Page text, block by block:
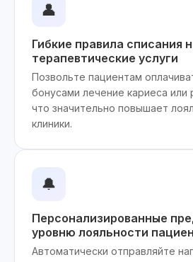
👤
Гибкие правила списания
терапевтические услуги
Позвольте пациентам
бонусами лечение кариеса или
что значительно повышает
клиники.
🔔
Персонализированные
уровню лояльности
Автоматически отправляйте